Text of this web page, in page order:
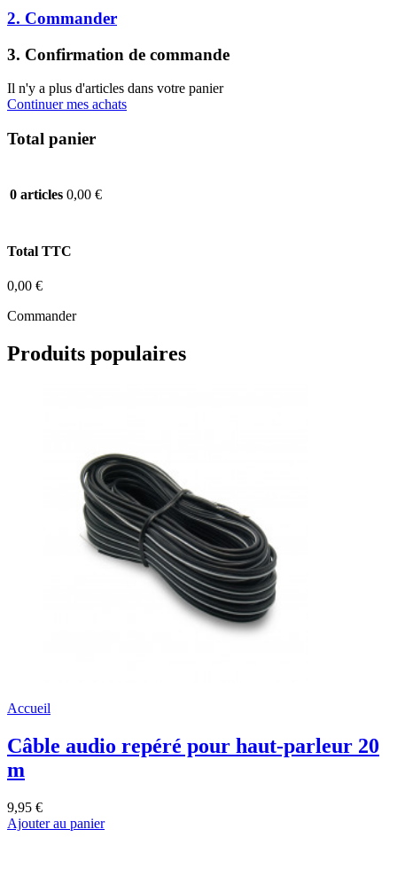
2. Commander
3. Confirmation de commande
Il n'y a plus d'articles dans votre panier
Continuer mes achats
Total panier
0 articles 0,00 €
Total TTC
0,00 €
Commander
Produits populaires
Accueil
Câble audio repéré pour haut-parleur 20
m
9,95 €
Ajouter au panier